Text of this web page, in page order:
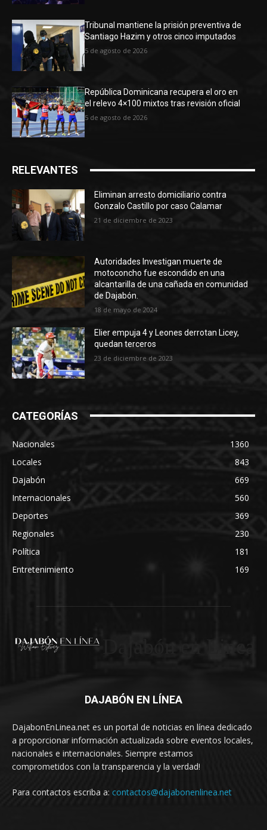
Tribunal mantiene la prisión preventiva de
Santiago Hazim y otros cinco imputados
5 de agosto de 2026
República Dominicana recupera el oro en
el relevo 4×100 mixtos tras revisión oficial
5 de agosto de 2026
RELEVANTES
Eliminan arresto domiciliario contra
Gonzalo Castillo por caso Calamar
21 de diciembre de 2023
Autoridades Investigan muerte de
motoconcho fue escondido en una
alcantarilla de una cañada en comunidad
de Dajabón.
18 de mayo de 2024
Elier empuja 4 y Leones derrotan Licey,
quedan terceros
23 de diciembre de 2023
CATEGORÍAS
Nacionales
1360
Locales
843
Dajabón
669
Internacionales
560
Deportes
369
Regionales
230
Política
181
Entretenimiento
169
DAJABÓN EN LÍNEA
DajabonEnLinea.net es un portal de noticias en línea dedicado
a proporcionar información actualizada sobre eventos locales,
nacionales e internacionales. Siempre estamos
comprometidos con la transparencia y la verdad!
Para contactos escriba a: contactos@dajabonenlinea.net